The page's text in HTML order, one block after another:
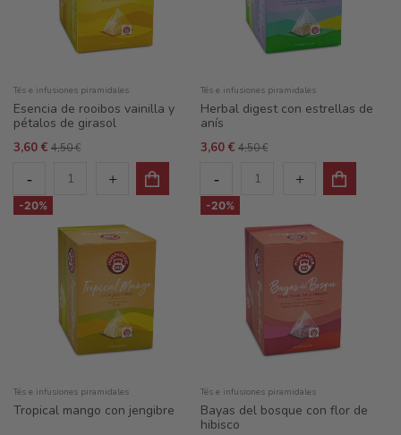
Tés e infusiones piramidales
Esencia de rooibos vainilla y
pétalos de girasol
3,60 € 4,50 €
Tés e infusiones piramidales
Herbal digest con estrellas de
anís
3,60 € 4,50 €
-20%
Tés e infusiones piramidales
Tropical mango con jengibre
-20%
Tés e infusiones piramidales
Bayas del bosque con flor de
hibisco